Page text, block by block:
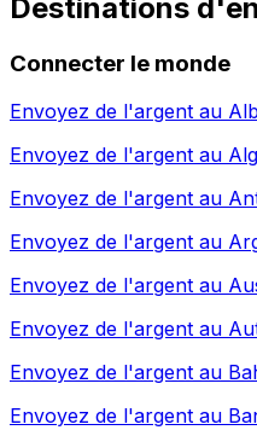
Destinations
Connecter le monde
Envoyez de l'argent au
Envoyez de l'argent au
Envoyez de l'argent au
Envoyez de l'argent au
Envoyez de l'argent au
Envoyez de l'argent au
Envoyez de l'argent au
Envoyez de l'argent au